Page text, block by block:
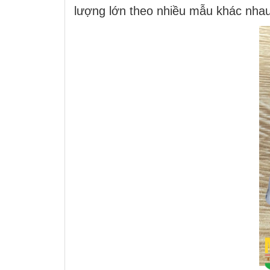
lượng lớn theo nhiều mẫu khác